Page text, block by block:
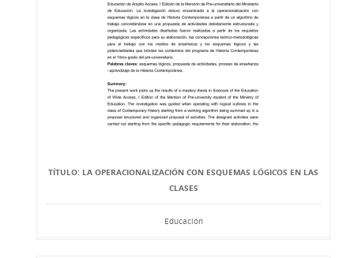
TÍTULO: LA OPERACIONALIZACIÓN CON ESQUEMAS LÓGICOS EN LAS
CLASES
Educación